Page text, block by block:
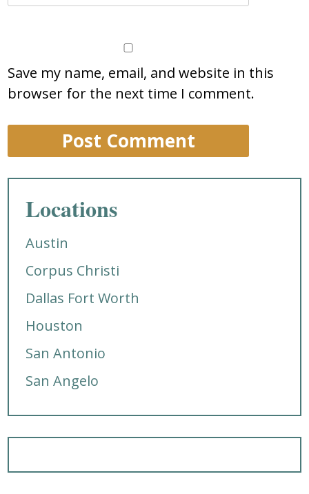
Save my name, email, and website in this
browser for the next time I comment.
Locations
Austin
Corpus Christi
Dallas Fort Worth
Houston
San Antonio
San Angelo